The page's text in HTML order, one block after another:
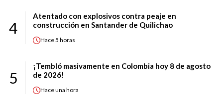
4
Atentado con explosivos contra peaje en
construcción en Santander de Quilichao
Hace5 horas
5
¡Tembló masivamente en Colombia hoy 8 de agosto
de 2026!
Haceuna hora